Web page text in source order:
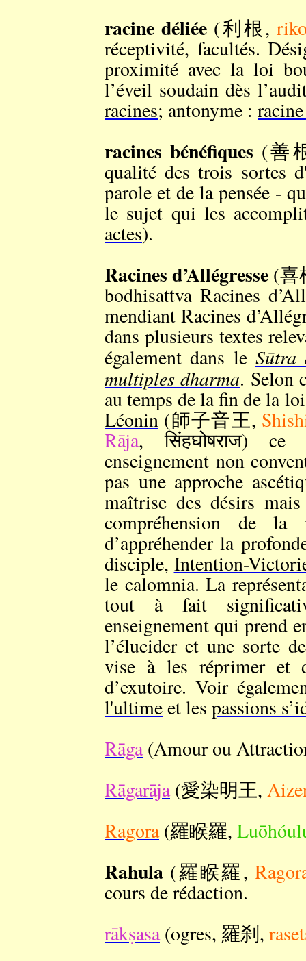
racine déliée (利根,
réceptivité, facultés.
proximité avec la loi
l’éveil soudain dès
racines; antonyme :
racines bénéfiques (善
qualité des trois sortes
parole et de la pensée -
le sujet qui les
actes).
Racines d’Allégresse (
bodhisattva Racines
mendiant Racines
dans plusieurs textes
également dans le Sūtra
multiples dharma. Selon
au temps de la fin de la
Léonin (師子音王,
Rāja, सिंहघोषराज) ce
enseignement non
pas une approche
maîtrise des désirs
compréhension de la
d’appréhender la
disciple, Intention-
le calomnia. La
tout à fait
enseignement qui prend
l’élucider et une sorte
vise à les réprimer et
d’exutoire. Voir
l'ultimeet les passions
Rāga(Amour ou
Rāgarāja(愛染明王,
Ragora(羅睺羅,
Rahula (羅睺羅,
cours de rédaction.
rākṣasa(ogres, 羅刹,